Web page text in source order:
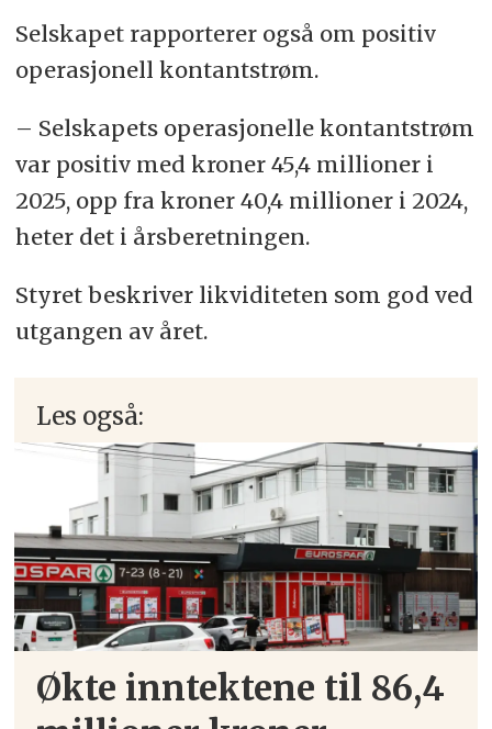
Selskapet rapporterer også om positiv
operasjonell kontantstrøm.
– Selskapets operasjonelle kontantstrøm
var positiv med kroner 45,4 millioner i
2025, opp fra kroner 40,4 millioner i 2024,
heter det i årsberetningen.
Styret beskriver likviditeten som god ved
utgangen av året.
Les også:
Økte inntektene til 86,4